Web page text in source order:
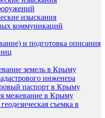
изыскания
коммуникаций
и подготовка описания
земель в Крыму
инженера
паспорт в Крыму
межевание в Крыму
съемка в